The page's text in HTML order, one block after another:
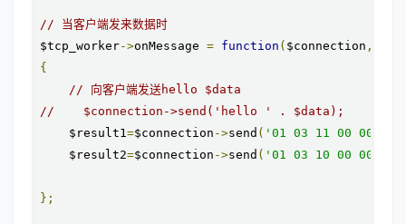
// 当客户端发来数据时
$tcp_worker->onMessage = function ( $connection ,
{
// 向客户端发送hello $data
//    $connection->send('hello ' . $data);
    $result1
=$connection ->send ( '01 03 11 00 00 03
    $result2
=$connection ->send ( '01 03 10 00 00 02
};